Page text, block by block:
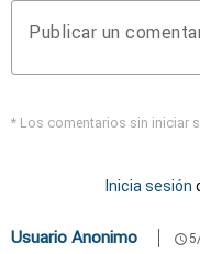
Publicar un
* Los comentarios sin iniciar
Inicia sesión
Usuario Anonimo schedule